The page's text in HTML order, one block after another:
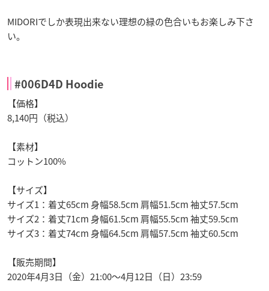
MIDORIでしか表現出来ない理想の緑の色合いもお楽しみ下さ
い。
#006D4D Hoodie
【価格】
8,140円（税込）
【素材】
コットン100%
【サイズ】
サイズ1：着丈65cm 身幅58.5cm 肩幅51.5cm 袖丈57.5cm
サイズ2：着丈71cm 身幅61.5cm 肩幅55.5cm 袖丈59.5cm
サイズ3：着丈74cm 身幅64.5cm 肩幅57.5cm 袖丈60.5cm
【販売期間】
2020年4月3日（金）21:00〜4月12日（日）23:59